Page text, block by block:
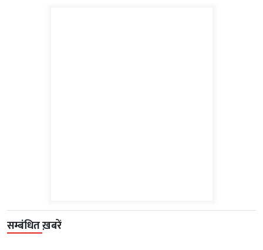
सम्बंधित ख़बरें